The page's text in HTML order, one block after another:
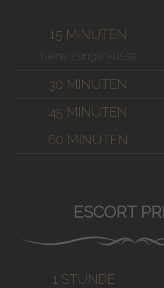
15 MINUTEN
Keine Zungenküsse
30 MINUTEN
45 MINUTEN
60 MINUTEN
ESCORT
1 STUNDE